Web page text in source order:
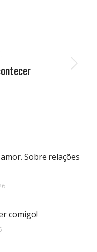
Sobre relações
comigo!